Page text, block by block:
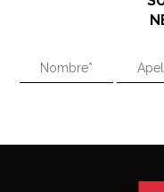
"En
"En
Napoleón